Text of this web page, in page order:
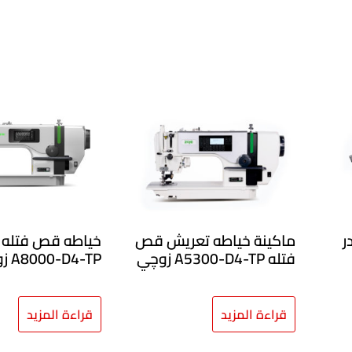
ماكينة خياطه تعريش قص
فتله A5300-D4-TP زوچي
قراءة المزيد
خياطه قص
A8000-D4-TP زوچي
قراءة المزيد